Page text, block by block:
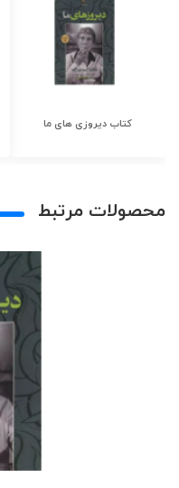
کتاب دیروزی های ما
محصولات مرتبط